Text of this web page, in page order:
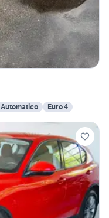
Automatico Euro 4